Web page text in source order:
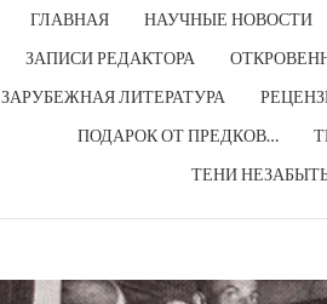
ГЛАВНАЯ НАУЧНЫЕ НОВОСТИ
ЗАПИСИ РЕДАКТОРА
ЗАРУБЕЖНАЯ ЛИТЕРАТУРА
ПОДАРОК ОТ ПРЕДКОВ…
ТЕНИ